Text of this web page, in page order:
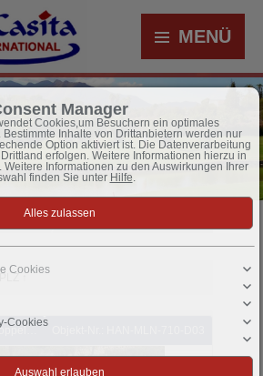
MENÜ
€ 7 Objekte gefunden
Manager
Cookies,um Besuchern ein optimales
Inhalte von Drittanbietern werden nur
Option aktiviert ist. Die Datenverarbeitung
erfolgen. Weitere Informationen hierzu in
Informationen zu den Auswirkungen Ihrer
finden Sie unter Hilfe.
Cookies
Cookies